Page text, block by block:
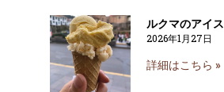
ルクマのアイス
2026年1月27日
詳細はこちら »